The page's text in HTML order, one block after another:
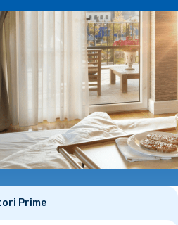
IT(€)
Prime